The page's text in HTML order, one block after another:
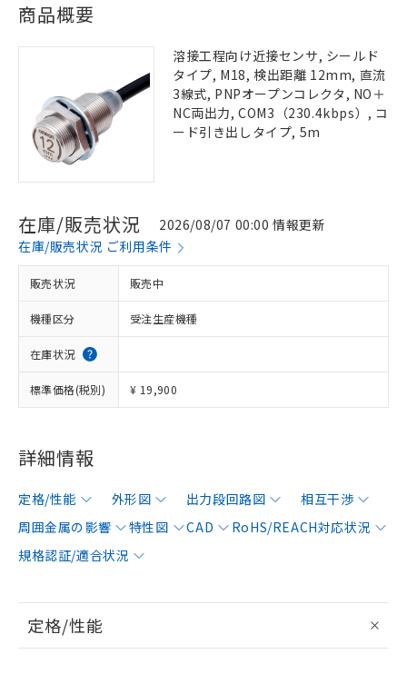
商品概要
溶接工程向け近接センサ, シールド
タイプ, M18, 検出距離 12mm, 直流
3線式, PNPオープンコレクタ, NO＋
NC両出力, COM3（230.4kbps）, コ
ード引き出しタイプ, 5m
在庫/販売状況
2026/08/07 00:00 情報更新
在庫/販売状況 ご利用条件
販売状況 販売中
機種区分 受注生産機種
在庫状況
標準価格(税別) ¥ 19,900
詳細情報
定格/性能 外形図 出力段回路図
相互干渉
周囲金属の影響
特性図 CAD
RoHS/REACH対応状況
規格認証/適合状況
定格/性能